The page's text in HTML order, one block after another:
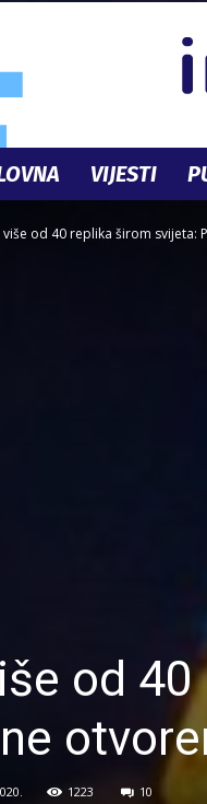
VIJESTI
od 40 replika širom svijeta:
od
1223 10